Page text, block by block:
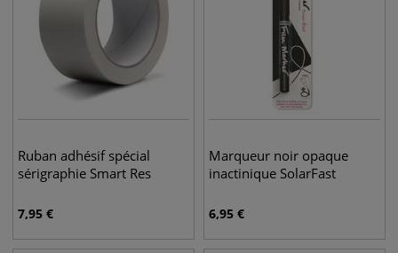
Ruban adhésif spécial
sérigraphie Smart Res
7,95 €
Marqueur noir opaque
inactinique SolarFast
6,95 €